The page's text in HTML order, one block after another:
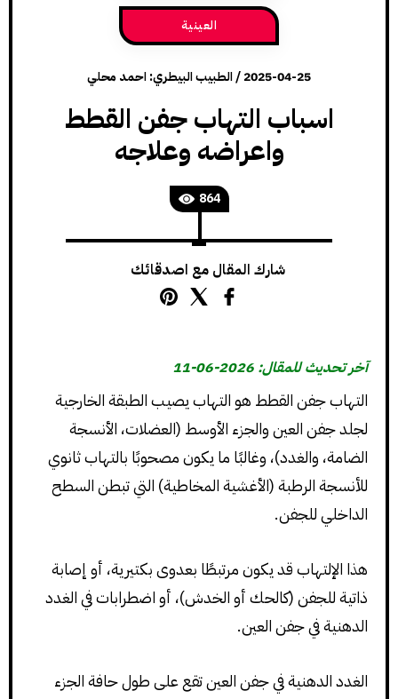
العينية
2025-04-25
/الطبيب البيطري: احمد محلي
اسباب التهاب جفن القطط
واعراضه وعلاجه
864
شارك المقال مع اصدقائك
آخر تحديث للمقال: 2026-06-11
التهاب جفن القطط هو التهاب يصيب الطبقة الخارجية
لجلد جفن العين والجزء الأوسط (العضلات، الأنسجة
الضامة، والغدد)، وغالبًا ما يكون مصحوبًا بالتهاب ثانوي
للأنسجة الرطبة (الأغشية المخاطية) التي تبطن السطح
الداخلي للجفن.
هذا الإلتهاب قد يكون مرتبطًا بعدوى بكتيرية، أو إصابة
ذاتية للجفن (كالحك أو الخدش)، أو اضطرابات في الغدد
الدهنية في جفن العين.
الغدد الدهنية في جفن العين تقع على طول حافة الجزء